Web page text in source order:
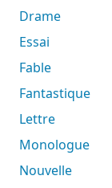
Drame
Essai
Fable
Fantastique
Lettre
Monologue
Nouvelle